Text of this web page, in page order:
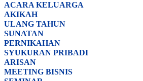
ACARA KELUARGA
AKIKAH
ULANG TAHUN
SUNATAN
PERNIKAHAN
SYUKURAN PRIBADI
ARISAN
MEETING BISNIS